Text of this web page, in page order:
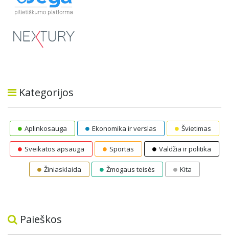
Kategorijos
Aplinkosauga Ekonomika ir verslas Švietimas
Sveikatos apsauga Sportas Valdžia ir politika
Žiniasklaida Žmogaus teisės Kita
Paieškos